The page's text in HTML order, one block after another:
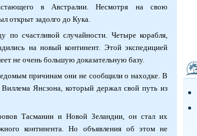
в Австралии. Несмотря на свою
открыт задолго до Кука.
счастливой случайности. Четыре корабля,
на новый континент. Этой экспедицией
не очень большую доказательную базу.
причинам они не сообщили о находке. В
Янсзона, который держал свой путь из
Тасмании и Новой Зеландии, он стал их
континента. Но объявления об этом не